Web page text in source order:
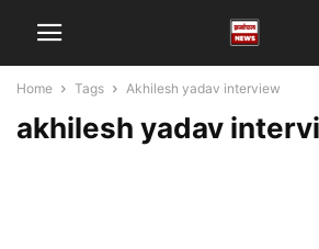
Home Tags Akhilesh yadav interview
akhilesh yadav